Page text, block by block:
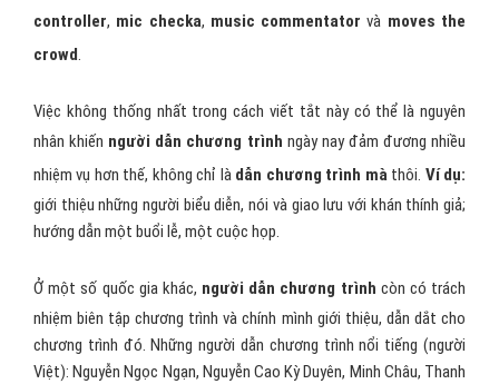
controller, mic checka, music commentator và moves the
crowd.
Việc không thống nhất trong cách viết tắt này có thể là nguyên
nhân khiến người dẫn chương trình ngày nay đảm đương nhiều
nhiệm vụ hơn thế, không chỉ là dẫn chương trình màthôi. Ví dụ:
giới thiệu những người biểu diễn, nói và giao lưu với khán thính giả;
hướng dẫn một buổi lễ, một cuộc họp.
Ở một số quốc gia khác, người dẫn chương trình còn có trách
nhiệm biên tập chương trình và chính mình giới thiệu, dẫn dắt cho
chương trình đó. Những người dẫn chương trình nổi tiếng (người
Việt): Nguyễn Ngọc Ngạn, Nguyễn Cao Kỳ Duyên, Minh Châu, Thanh